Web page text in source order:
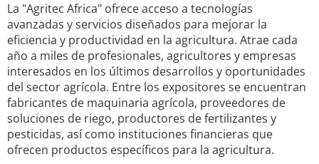
La "Agritec Africa" ofrece acceso a tecnologías
avanzadas y servicios diseñados para mejorar la
eficiencia y productividad en la agricultura. Atrae cada
año a miles de profesionales, agricultores y empresas
interesados en los últimos desarrollos y oportunidades
del sector agrícola. Entre los expositores se encuentran
fabricantes de maquinaria agrícola, proveedores de
soluciones de riego, productores de fertilizantes y
pesticidas, así como instituciones financieras que
ofrecen productos específicos para la agricultura.